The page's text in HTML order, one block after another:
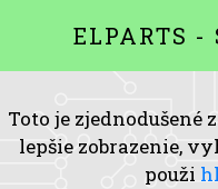
ELPARTS -
Toto je zjednodušené
lepšie zobrazenie,
použi